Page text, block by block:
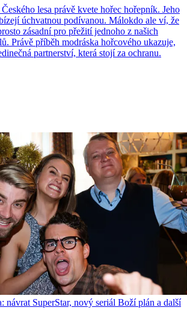
lesa právě kvete hořec hořepník. Jeho
úchvatnou podívanou. Málokdo ale ví, že
zásadní pro přežití jednoho z našich
Právě příběh modráska hořcového ukazuje,
partnerství, která stojí za ochranu.
návrat SuperStar, nový seriál Boží plán a další